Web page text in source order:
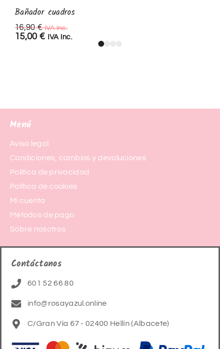
Bañador cuadros
16,90€ IVA Inc.
15,00 € IVA Inc.
Menú
Aviso legal
Condiciones, cambios y devoluciones
Política de privacidad
Política de cookies
Mi cuenta
Métodos de pago
Sobre nosotros
Contáctanos
601 52 66 80
info@rosayazul.online
C/Gran Vía 67 - 02400 Hellín (Albacete)